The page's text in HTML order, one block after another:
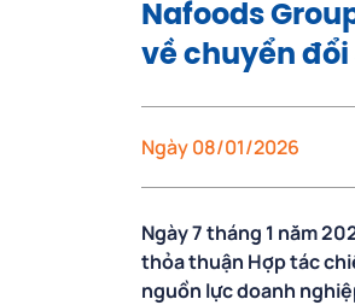
Nafoods
về chuyển
Ngày 08/01/2026
Ngày 7 tháng 1 năm
thỏa thuận Hợp tác
nguồn lực doanh